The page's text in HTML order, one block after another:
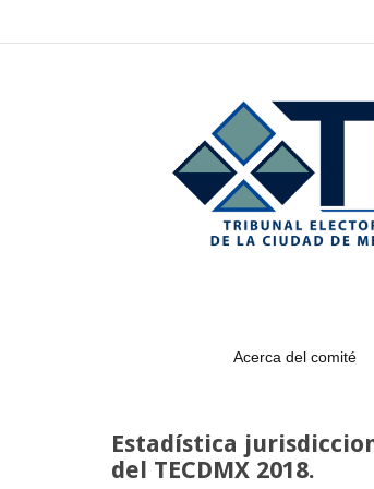
Acerca del comité
Estadística
del TECDMX 2018.